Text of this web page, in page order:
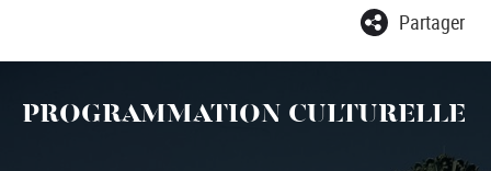
Partager
PROGRAMMATION CULTURELLE